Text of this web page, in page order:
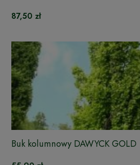
87,50 zł
Buk kolumnowy DAWYCK GOLD